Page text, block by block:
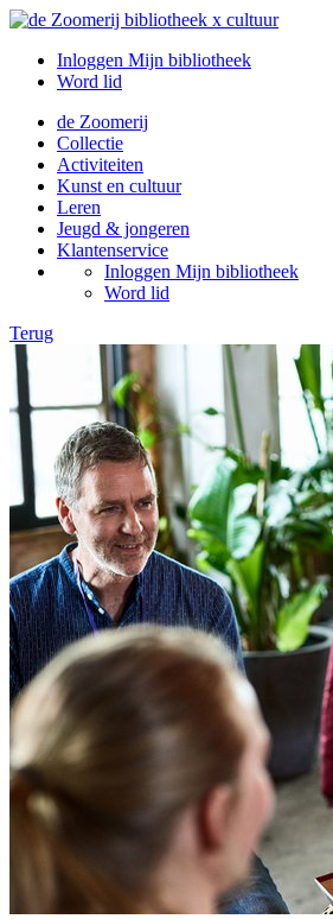
Inloggen Mijn bibliotheek
Word lid
de Zoomerij
Collectie
Activiteiten
Kunst en cultuur
Leren
Jeugd & jongeren
Klantenservice
Inloggen Mijn bibliotheek
Word lid
Terug